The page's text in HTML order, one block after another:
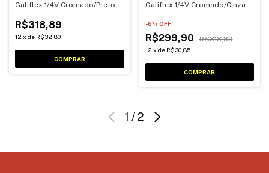
Galiflex 1/4V Cromado/Preto
R$318,89
12 x de R$32,80
Galiflex 1/4V Cromado/Cinza
-6% OFF
R$299,90 R$318,89
12 x de R$30,85
1 /2